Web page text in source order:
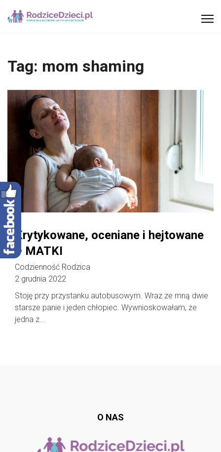
Tag: mom shaming
Krytykowane, oceniane i hejtowane
– MATKI
Codzienność Rodzica
2 grudnia 2022
Stoję przy przystanku autobusowym. Wraz ze mną dwie
starsze panie i jeden chłopiec. Wywnioskowałam, że
jedna z...
O NAS